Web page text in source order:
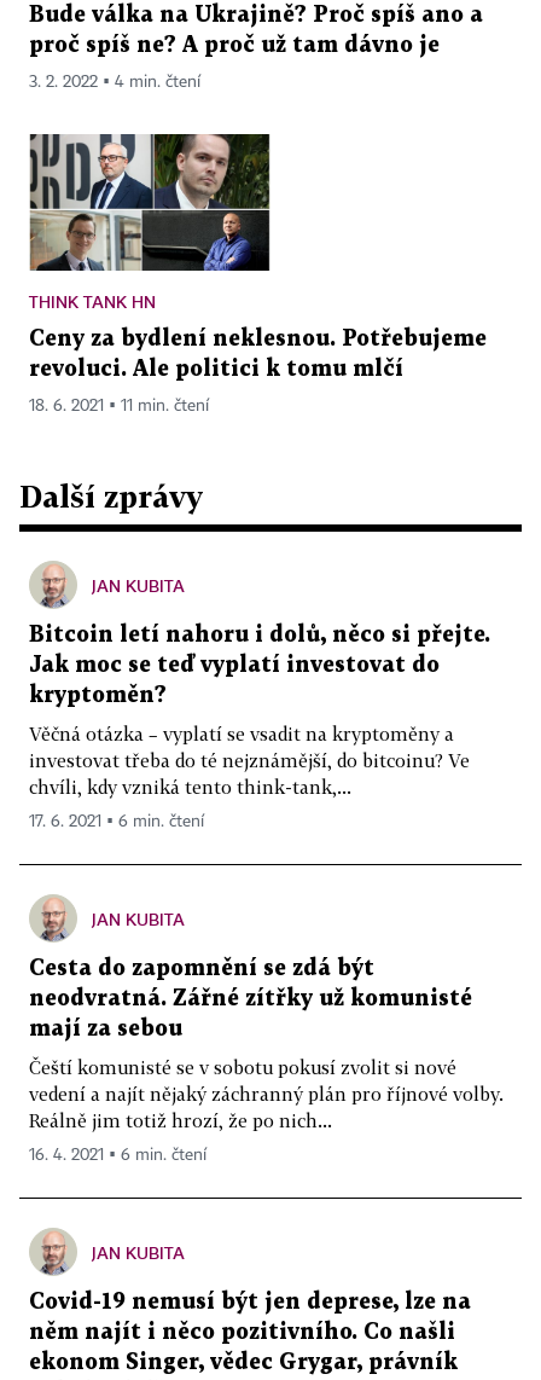
Bude válka na Ukrajině? Proč spíš ano a
proč spíš ne? A proč už tam dávno je
3. 2. 2022 ▪ 4 min. čtení
THINK TANK HN
Ceny za bydlení neklesnou. Potřebujeme
revoluci. Ale politici k tomu mlčí
18. 6. 2021 ▪ 11 min. čtení
Další zprávy
JAN KUBITA
Bitcoin letí nahoru i dolů, něco si přejte.
Jak moc se teď vyplatí investovat do
kryptoměn?
Věčná otázka – vyplatí se vsadit na kryptoměny a
investovat třeba do té nejznámější, do bitcoinu? Ve
chvíli, kdy vzniká tento think-tank,...
17. 6. 2021 ▪ 6 min. čtení
JAN KUBITA
Cesta do zapomnění se zdá být
neodvratná. Zářné zítřky už komunisté
mají za sebou
Čeští komunisté se v sobotu pokusí zvolit si nové
vedení a najít nějaký záchranný plán pro říjnové volby.
Reálně jim totiž hrozí, že po nich...
16. 4. 2021 ▪ 6 min. čtení
JAN KUBITA
Covid-19 nemusí být jen deprese, lze na
něm najít i něco pozitivního. Co našli
ekonom Singer, vědec Grygar, právník